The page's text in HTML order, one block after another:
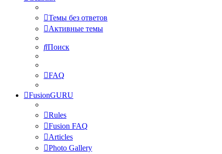
Темы без ответов
Активные темы
Поиск
FAQ
FusionGURU
Rules
Fusion FAQ
Articles
Photo Gallery